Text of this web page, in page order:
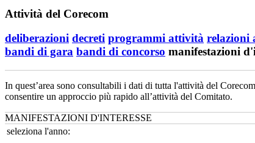
Attività del Corecom
deliberazioni decreti programmi attività relazioni
bandi di gara bandi di concorso manifestazioni
In quest’area sono consultabili i dati di tutta l'attività del
consentire un approccio più rapido all’attività del Comitato.
MANIFESTAZIONI D'INTERESSE
seleziona l'anno: